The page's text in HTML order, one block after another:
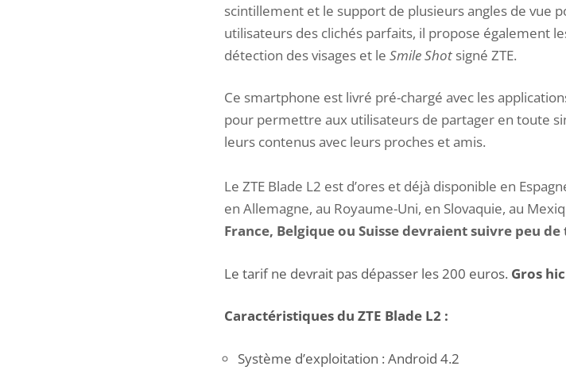
scintillement et le support de plusieurs angles de vue
utilisateurs des clichés parfaits, il propose également
détection des visages et le Smile Shot signé ZTE.
Ce smartphone est livré pré-chargé avec les
pour permettre aux utilisateurs de partager en toute
leurs contenus avec leurs proches et amis.
Le ZTE Blade L2 est d’ores et déjà disponible en
en Allemagne, au Royaume-Uni, en Slovaquie, au
France, Belgique ou Suisse devraient suivre peu de
Le tarif ne devrait pas dépasser les 200 euros. Gros
Caractéristiques du ZTE Blade L2 :
Système d’exploitation : Android 4.2